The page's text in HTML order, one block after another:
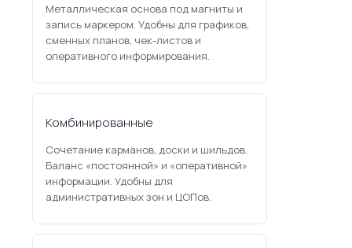
Металлическая основа под магниты и
запись маркером. Удобны для графиков,
сменных планов, чек-листов и
оперативного информирования.
Комбинированные
Сочетание карманов, доски и шильдов.
Баланс «постоянной» и «оперативной»
информации. Удобны для
административных зон и ЦОПов.